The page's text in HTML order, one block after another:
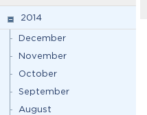
2014
December
November
October
September
August